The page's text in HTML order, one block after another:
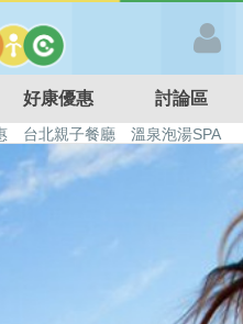
好康優惠 討論區
台北親子餐廳
溫泉泡湯SPA
日本親子景點